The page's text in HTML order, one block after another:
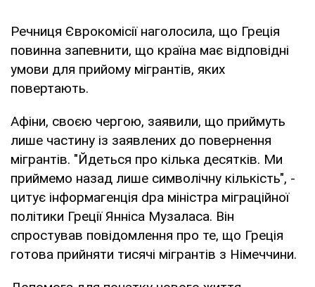
Речниця Єврокомісії наголосила, що Греція
повинна запевнити, що країна має відповідні
умови для прийому мігрантів, яких
повертають.
Афіни, своєю чергою, заявили, що приймуть
лише частину із заявлених до повернення
мігрантів. "Йдеться про кілька десятків. Ми
приймемо назад лише символічну кількість", -
цитує інформагенція dpa міністра міграційної
політики Греції Янніса Музаласа. Він
спростував повідомлення про те, що Греція
готова прийняти тисячі мігрантів з Німеччини.